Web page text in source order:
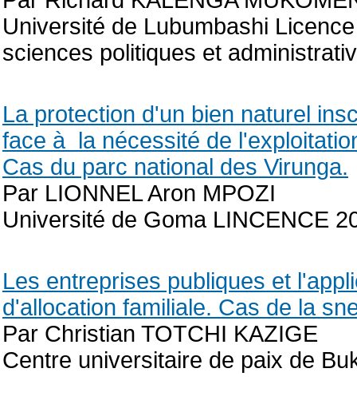
Université de Lubumbashi
sciences politiques et
La protection d'un bien naturel
face à la nécessité de
Cas du parc national des Virunga.
Par LIONNEL Aron MPOZI
Université de Goma LINCENCE
Les entreprises publiques et
d'allocation familiale. Cas de la
Par Christian TOTCHI KAZIGE
Centre universitaire de paix de